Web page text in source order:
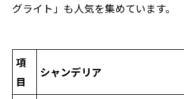
グライト」も人気を集めています。
項
目
シャンデリア